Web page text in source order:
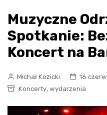
Muzyczne
Spotkanie:
Koncert na
Michał Kozicki
16
Koncerty, wydarzenia